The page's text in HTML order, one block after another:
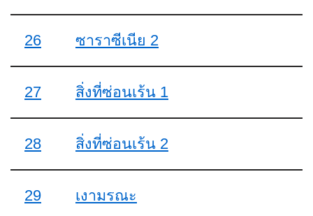
26 ซาราซีเนีย 2
27 สิ่งที่ซ่อนเร้น 1
28 สิ่งที่ซ่อนเร้น 2
29 เงามรณะ